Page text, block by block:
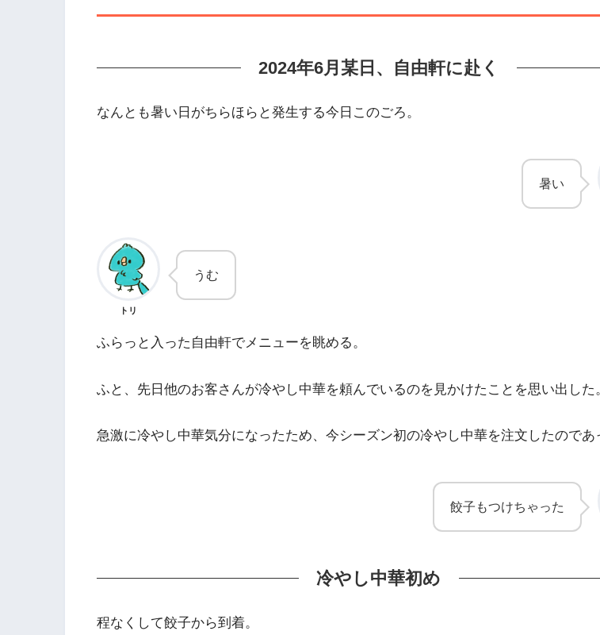
2024年6月某日、自由軒に赴く
なんとも暑い日がちらほらと発生する今日このごろ。
暑い
トリ
うむ
ふらっと入った自由軒でメニューを眺める。
ふと、先日他のお客さんが冷やし中華を頼んでいるのを見かけたことを思い出した
急激に冷やし中華気分になったため、今シーズン初の冷やし中華を注文したのであ
餃子もつけちゃった
冷やし中華初め
程なくして餃子から到着。